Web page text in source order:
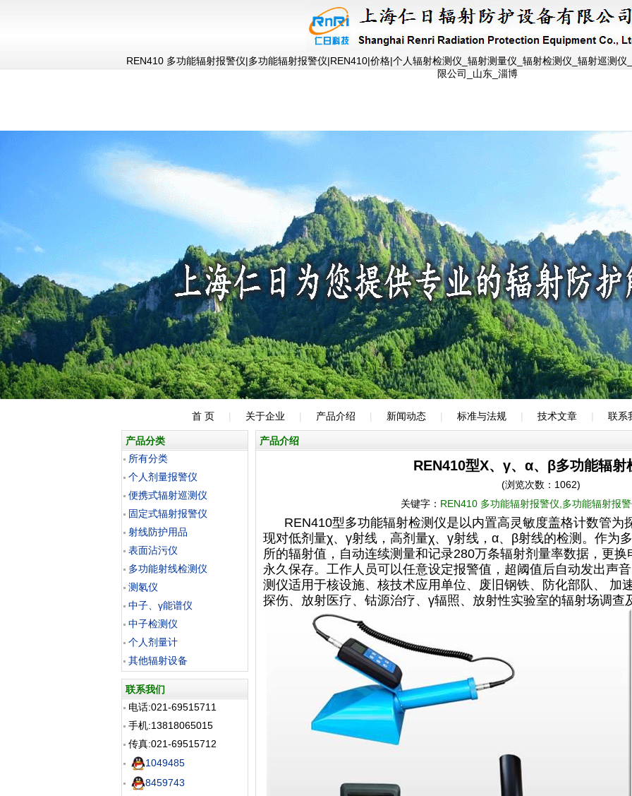
REN410 多功能辐射报警仪|多功能辐射报警仪|REN410|价格|个人辐射检测仪_辐射测量仪_辐射检测仪_辐射巡测
限公司_山东_淄博
首 页 | 关于企业 | 产品介绍 | 新闻动态 | 标准与法规 | 技术文章 | 联系
产品分类
所有分类
个人剂量报警仪
便携式辐射巡测仪
固定式辐射报警仪
射线防护用品
表面沾污仪
多功能射线检测仪
测氡仪
中子、γ能谱仪
中子检测仪
个人剂量计
其他辐射设备
联系我们
电话:021-69515711
手机:13818065015
传真:021-69515712
1049485
8459743
产品介绍
REN410型X、γ、α、β多功能辐射
(浏览次数：1062)
关键字： REN410 多功能辐射报警仪,多功能辐射报
REN410型多功能辐射检测仪是以内置高灵敏度盖格计数管为
现对低剂量χ、γ射线，高剂量χ、γ射线，α、β射线的检测。作为
所的辐射值，自动连续测量和记录280万条辐射剂量率数据，更
永久保存。工作人员可以任意设定报警值，超阈值后自动发出声
测仪适用于核设施、核技术应用单位、废旧钢铁、防化部队、 加
探伤、放射医疗、钴源治疗、γ辐照、放射性实验室的辐射场调查